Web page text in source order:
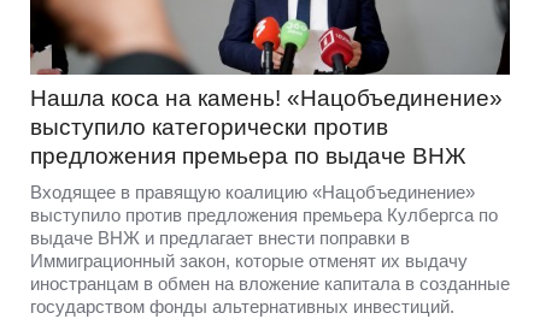
Нашла коса на камень! «Нацобъединение»
выступило категорически против
предложения премьера по выдаче ВНЖ
Входящее в правящую коалицию «Нацобъединение»
выступило против предложения премьера Кулбергса по
выдаче ВНЖ и предлагает внести поправки в
Иммиграционный закон, которые отменят их выдачу
иностранцам в обмен на вложение капитала в созданные
государством фонды альтернативных инвестиций.